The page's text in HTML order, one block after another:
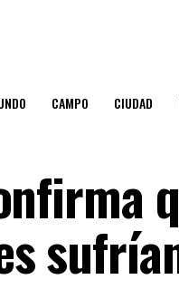
CAMPO CIUDAD